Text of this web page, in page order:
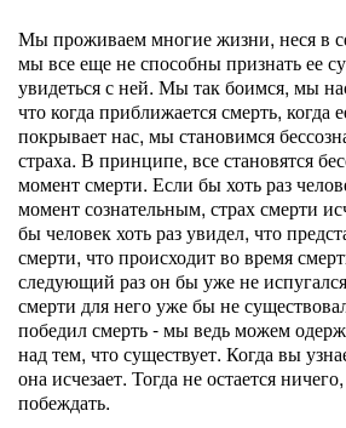
Мы проживаем многие жизни, неся в
мы все еще не способны признать ее
увидеться с ней. Мы так боимся, мы
что когда приближается смерть, когда
покрывает нас, мы становимся
страха. В принципе, все становятся
момент смерти. Если бы хоть раз
момент сознательным, страх смерти
бы человек хоть раз увидел, что
смерти, что происходит во время
следующий раз он бы уже не
смерти для него уже бы не
победил смерть - мы ведь можем
над тем, что существует. Когда вы
она исчезает. Тогда не остается
побеждать.